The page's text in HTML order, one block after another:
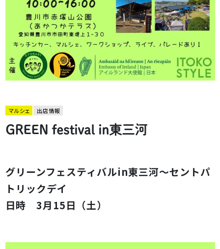
マルシェ 出店情報
GREEN festival in東三河
グリーンフェスティバルin東三河〜セントパ
トリックデイ
日時 3月15日（土）